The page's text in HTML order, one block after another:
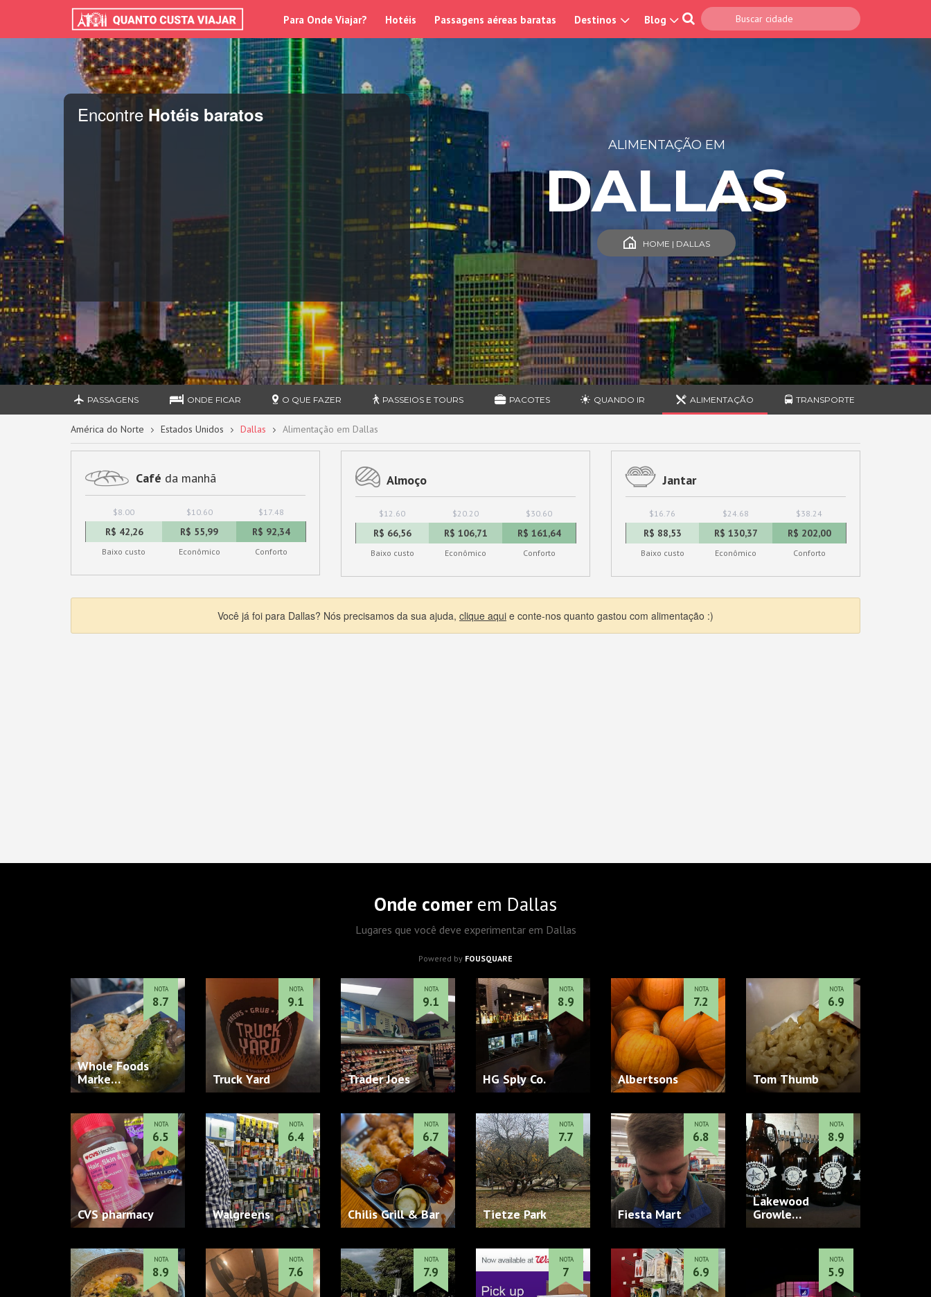
Para Onde Viajar? Hotéis Passagens aéreas baratas Destinos Blog
Encontre Hotéis baratos
ALIMENTAÇÃO EM
DALLAS
HOME | DALLAS
PASSAGENS ONDE FICAR O QUE FAZER PASSEIOS E TOURS PACOTES QUANDO IR ALIMENTAÇÃO TRANSPORTE
América do Norte Estados Unidos Dallas Alimentação em Dallas
Café da manhã
$8.00 $10.60 $17.48
R$ 42,26 R$ 55,99 R$ 92,34
Baixo custo Econômico Conforto
Almoço
$12.60 $20.20 $30.60
R$ 66,56 R$ 106,71 R$ 161,64
Baixo custo Econômico Conforto
Jantar
$16.76 $24.68 $38.24
R$ 88,53 R$ 130,37 R$ 202,00
Baixo custo Econômico Conforto
Você já foi para Dallas? Nós precisamos da sua ajuda, clique aqui e conte-nos quanto gastou com alimentação :)
Onde comer em Dallas
Lugares que você deve experimentar em Dallas
Powered by FOUSQUARE
Whole Foods
Marke…
NOTA
8.7
Truck Yard
NOTA
9.1
Trader Joes
NOTA
9.1
HG Sply Co.
NOTA
8.9
Albertsons
NOTA
7.2
Tom Thumb
NOTA
6.9
CVS pharmacy
NOTA
6.5
Walgreens
NOTA
6.4
Chilis Grill & Bar
NOTA
6.7
Tietze Park
NOTA
7.7
Fiesta Mart
NOTA
6.8
Lakewood
Growle…
NOTA
8.9
NOTA
8.9
NOTA
7.6
NOTA
7.9
NOTA
7
NOTA
6.9
NOTA
5.9